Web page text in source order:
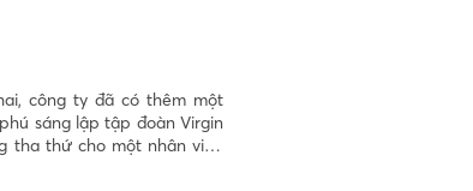
công ty đã có thêm một
sáng lập tập đoàn Virgin
tha thứ cho một nhân viên